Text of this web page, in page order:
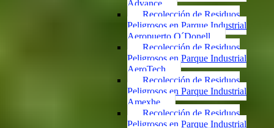
Advance
Recolección de Residuos
Peligrosos en Parque Industrial
Aeropuerto O´Donell
Recolección de Residuos
Peligrosos en Parque Industrial
AeroTech
Recolección de Residuos
Peligrosos en Parque Industrial
Amexhe
Recolección de Residuos
Peligrosos en Parque Industrial